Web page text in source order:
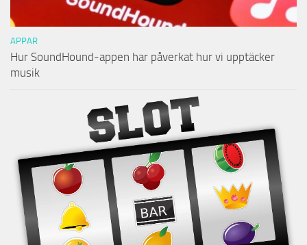
APPAR
Hur SoundHound-appen har påverkat hur vi upptäcker
musik